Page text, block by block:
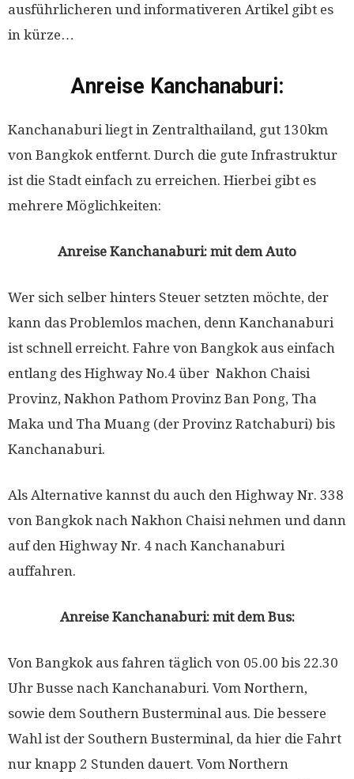
ausführlicheren und informativeren Artikel gibt es
in kürze…
Anreise Kanchanaburi:
Kanchanaburi liegt in Zentralthailand, gut 130km
von Bangkok entfernt. Durch die gute Infrastruktur
ist die Stadt einfach zu erreichen. Hierbei gibt es
mehrere Möglichkeiten:
Anreise Kanchanaburi: mit dem Auto
Wer sich selber hinters Steuer setzten möchte, der
kann das Problemlos machen, denn Kanchanaburi
ist schnell erreicht. Fahre von Bangkok aus einfach
entlang des Highway No.4 über Nakhon Chaisi
Provinz, Nakhon Pathom Provinz Ban Pong, Tha
Maka und Tha Muang (der Provinz Ratchaburi) bis
Kanchanaburi.
Als Alternative kannst du auch den Highway Nr. 338
von Bangkok nach Nakhon Chaisi nehmen und dann
auf den Highway Nr. 4 nach Kanchanaburi
auffahren.
Anreise Kanchanaburi: mit dem Bus:
Von Bangkok aus fahren täglich von 05.00 bis 22.30
Uhr Busse nach Kanchanaburi. Vom Northern,
sowie dem Southern Busterminal aus. Die bessere
Wahl ist der Southern Busterminal, da hier die Fahrt
nur knapp 2 Stunden dauert. Vom Northern